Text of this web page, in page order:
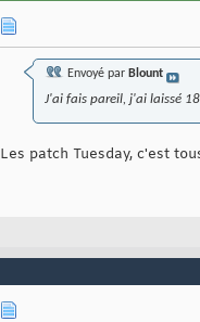
Envoyé par Blount
J'ai fais pareil, j'ai laissé
Les patch Tuesday, c'est